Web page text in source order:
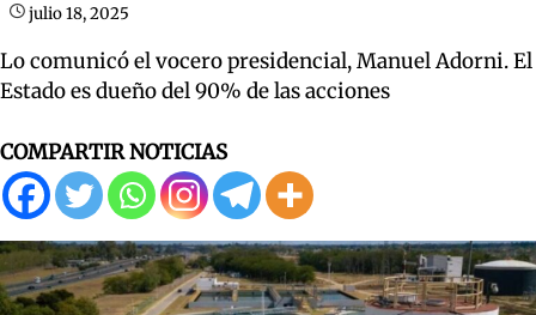
julio 18, 2025
Lo comunicó el vocero presidencial, Manuel Adorni. El
Estado es dueño del 90% de las acciones
COMPARTIR NOTICIAS